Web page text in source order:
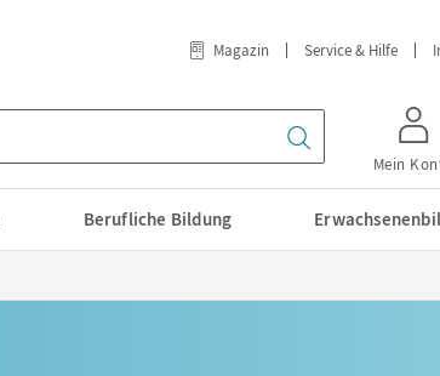
Magazin Service & Hilfe
Mein
Berufliche Bildung